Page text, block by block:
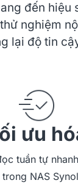
đến
nghiệm
lại độ tin
ưu
tuần tự
NAS